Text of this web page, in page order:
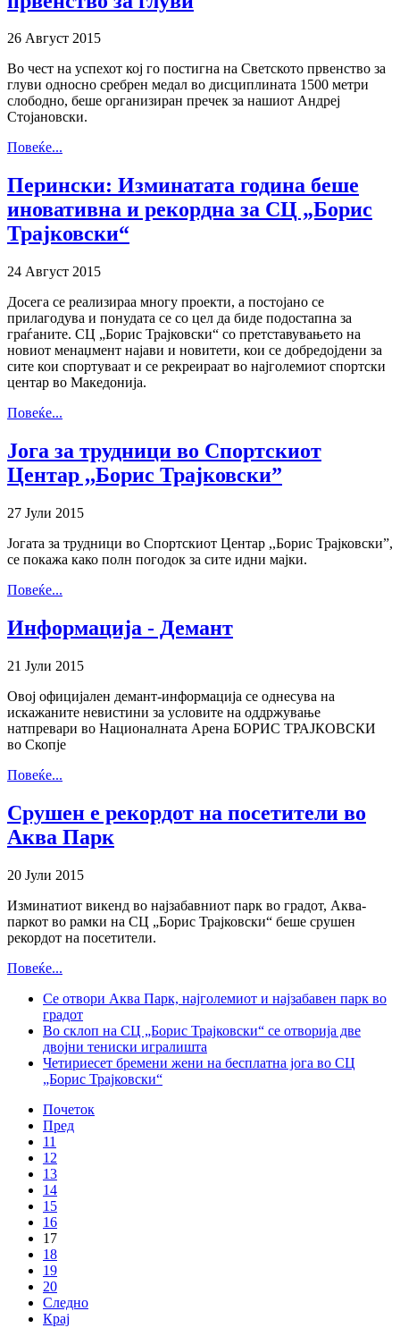
26 Август 2015
Во чест на успехот кој го постигна на Светското првенство за
глуви односно сребрен медал во дисциплината 1500 метри
слободно, беше организиран пречек за нашиот Андреј
Стојановски.
Повеќе...
Перински: Изминатата година беше
иновативна и рекордна за СЦ „Борис
Трајковски“
24 Август 2015
Досега се реализираа многу проекти, а постојано се
прилагодува и понудата се со цел да биде подостапна за
граѓаните. СЦ „Борис Трајковски“ со претставувањето на
новиот менаџмент најави и новитети, кои се добредојдени за
сите кои спортуваат и се рекреираат во најголемиот спортски
центар во Македонија.
Повеќе...
Јога за трудници во Спортскиот
Центар ,,Борис Трајковски”
27 Јули 2015
Јогата за трудници во Спортскиот Центар ,,Борис Трајковски”,
се покажа како полн погодок за сите идни мајки.
Повеќе...
Информација - Демант
21 Јули 2015
Овој официјален демант-информација се однесува на
искажаните невистини за условите на оддржување
натпревари во Националната Арена БОРИС ТРАЈКОВСКИ
во Скопје
Повеќе...
Срушен е рекордот на посетители во
Аква Парк
20 Јули 2015
Изминатиот викенд во најзабавниот парк во градот, Аква-
паркот во рамки на СЦ „Борис Трајковски“ беше срушен
рекордот на посетители.
Повеќе...
Се отвори Аква Парк, најголемиот и најзабавен парк во
градот
Во склоп на СЦ „Борис Трајковски“ се отворија две
двојни тениски игралишта
Четириесет бремени жени на бесплатна јога во СЦ
„Борис Трајковски“
Почеток
Пред
11
12
13
14
15
16
17
18
19
20
Следно
Крај